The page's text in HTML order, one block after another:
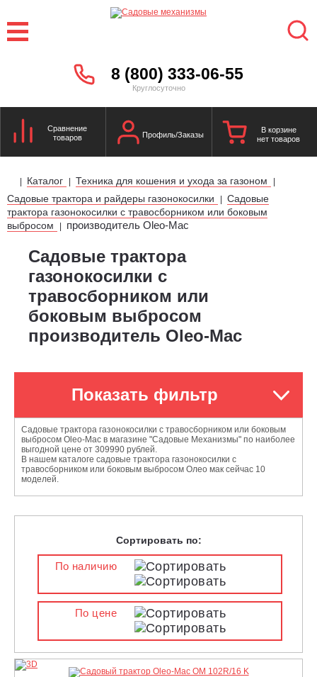
8 (800) 333-06-55
Круглосуточно
Сравнение
товаров
Профиль/Заказы
В корзине
нет товаров
| Каталог | Техника для кошения и ухода за газоном |
Садовые трактора и райдеры газонокосилки | Садовые
трактора газонокосилки с травосборником или боковым
выбросом
| производитель Oleo-Mac
Садовые трактора
газонокосилки с
травосборником или
боковым выбросом
производитель Oleo-Mac
Показать фильтр
Садовые трактора газонокосилки с травосборником или боковым
выбросом Oleo-Mac в магазине "Садовые Механизмы" по наиболее
выгодной цене от 309990 рублей.
В нашем каталоге садовые трактора газонокосилки с
травосборником или боковым выбросом Олео мак сейчас 10
моделей.
Сортировать по:
По наличию
По цене